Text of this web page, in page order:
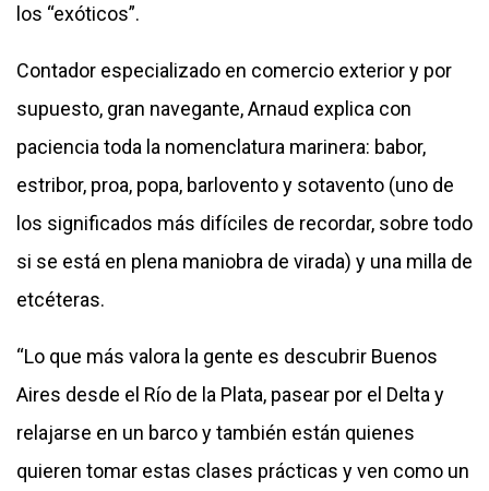
los “exóticos”.
Contador especializado en comercio exterior y por
supuesto, gran navegante, Arnaud explica con
paciencia toda la nomenclatura marinera: babor,
estribor, proa, popa, barlovento y sotavento (uno de
los significados más difíciles de recordar, sobre todo
si se está en plena maniobra de virada) y una milla de
etcéteras.
“Lo que más valora la gente es descubrir Buenos
Aires desde el Río de la Plata, pasear por el Delta y
relajarse en un barco y también están quienes
quieren tomar estas clases prácticas y ven como un